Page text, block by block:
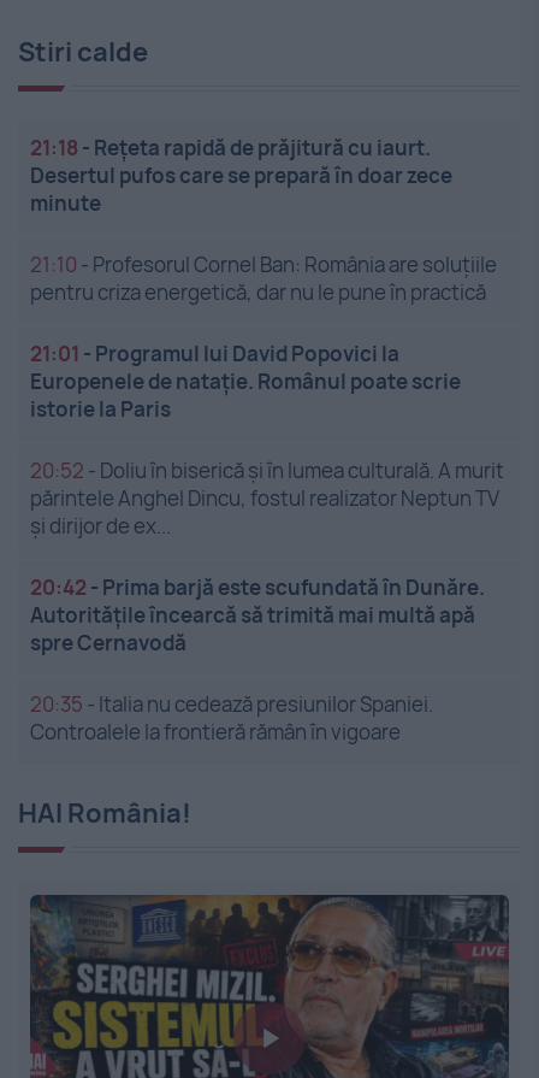
Stiri calde
21:18 - Rețeta rapidă de prăjitură cu iaurt.
Desertul pufos care se prepară în doar zece
minute
21:10 - Profesorul Cornel Ban: România are soluțiile
pentru criza energetică, dar nu le pune în practică
21:01 - Programul lui David Popovici la
Europenele de natație. Românul poate scrie
istorie la Paris
20:52 - Doliu în biserică și în lumea culturală. A murit
părintele Anghel Dincu, fostul realizator Neptun TV
și dirijor de ex...
20:42 - Prima barjă este scufundată în Dunăre.
Autoritățile încearcă să trimită mai multă apă
spre Cernavodă
20:35 - Italia nu cedează presiunilor Spaniei.
Controalele la frontieră rămân în vigoare
HAI România!